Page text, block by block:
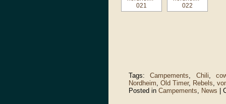
Tags:Campements, Chili,
Nordheim, Old Timer, Rebels,
Posted in Campements, News